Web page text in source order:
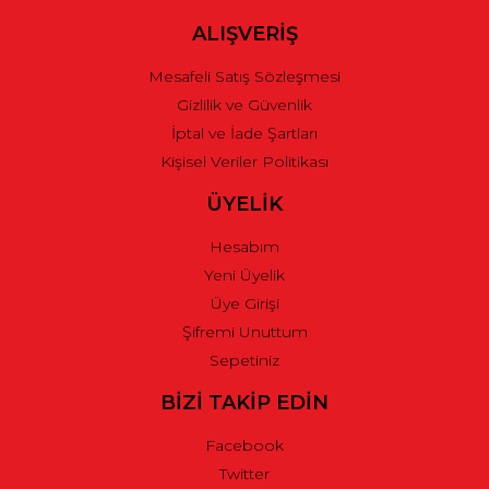
ALIŞVERİŞ
Mesafeli Satış Sözleşmesi
Gizlilik ve Güvenlik
İptal ve İade Şartları
Kişisel Veriler Politikası
ÜYELİK
Hesabım
Yeni Üyelik
Üye Girişi
Şifremi Unuttum
Sepetiniz
BİZİ TAKİP EDİN
Facebook
Twitter